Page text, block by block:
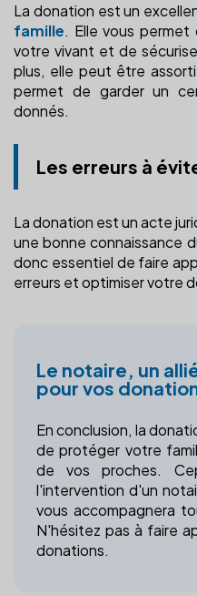
La donation est un
famille. Elle vous
votre vivant et de
plus, elle peut être
permet de garder un
donnés.
Les erreurs à
La donation est un acte
une bonne connaissance
donc essentiel de faire
erreurs et optimiser votre
Le notaire, un
pour vos
En conclusion, la
de protéger votre
de vos proches.
l'intervention d'un
vous accompagnera
N'hésitez pas à faire
donations.